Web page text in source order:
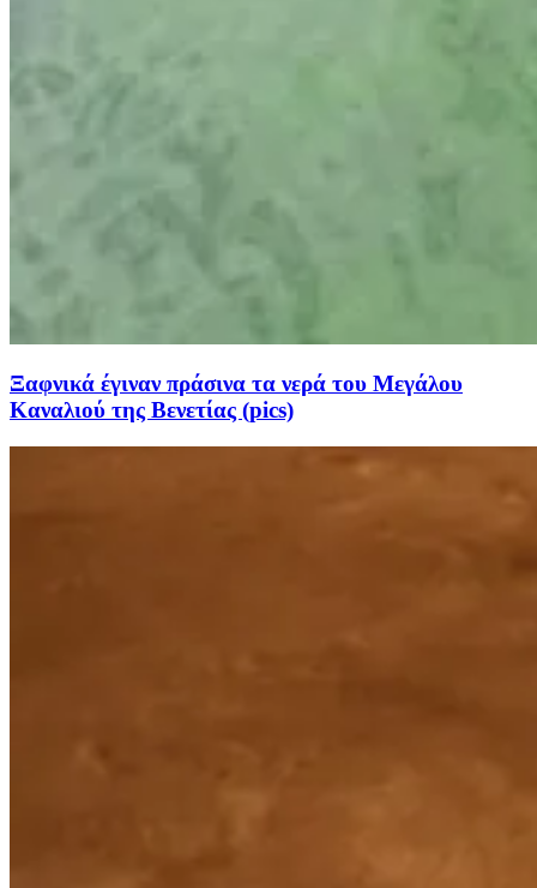
Ξαφνικά έγιναν πράσινα τα νερά του Μεγάλου
Καναλιού της Βενετίας (pics)